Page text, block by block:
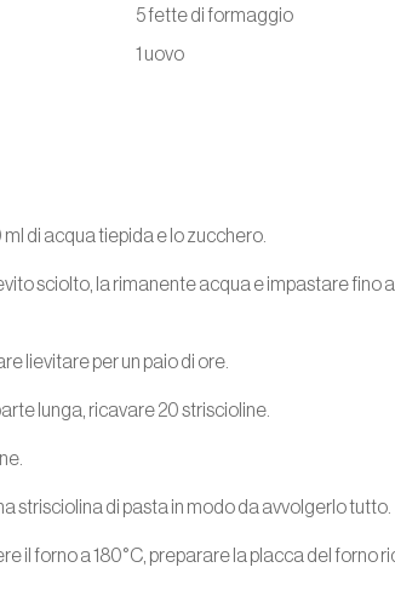
5 fette di formaggio
1 uovo
di acqua tiepida e lo zucchero.
sciolto, la rimanente acqua e impastare fino
lievitare per un paio di ore.
lunga, ricavare 20 striscioline.
strisciolina di pasta in modo da avvolgerlo tutto.
il forno a 180°C, preparare la placca del forno